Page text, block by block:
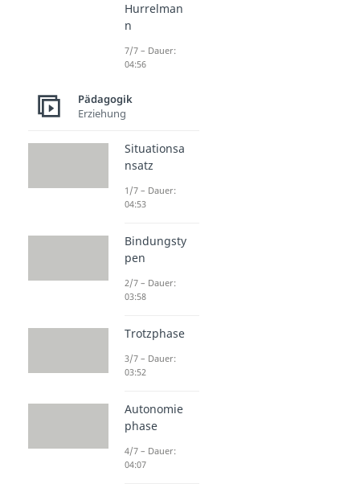
Hurrelman
n
7/7 – Dauer:
04:56
Pädagogik
Erziehung
Situationsa
nsatz
1/7 – Dauer:
04:53
Bindungsty
pen
2/7 – Dauer:
03:58
Trotzphase
3/7 – Dauer:
03:52
Autonomie
phase
4/7 – Dauer:
04:07